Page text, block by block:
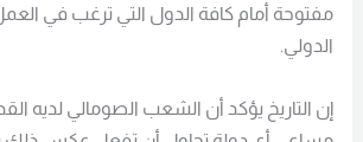
مفتوحة أمام كافة الدول التي ترغب في
الدولي.
إن التاريخ يؤكد أن الشعب الصومالي لديه